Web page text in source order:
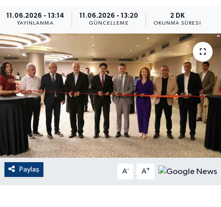
11.06.2026 - 13:14
YAYINLANMA
11.06.2026 - 13:20
GÜNCELLEME
2 DK
OKUNMA SÜRESI
Paylaş A- A+
ÇEVRE
Dış Haberler
Dünya
EĞİTİM
EKONOMİ
English News
Finans